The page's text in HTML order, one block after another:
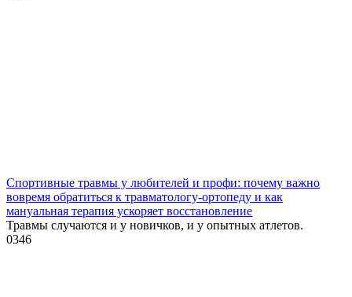
Спортивные травмы у любителей и профи: почему важно
вовремя обратиться к травматологу-ортопеду и как
мануальная терапия ускоряет восстановление
Травмы случаются и у новичков, и у опытных атлетов.
0346